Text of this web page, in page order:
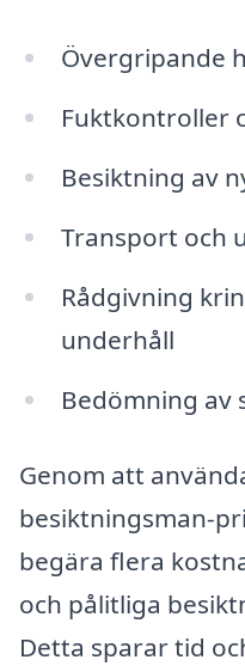
Övergripande
Fuktkontroller
Besiktning av
Transport och
Rådgivning
underhåll
Bedömning av
Genom att
besiktningsman-
begära flera
och pålitliga
Detta sparar tid